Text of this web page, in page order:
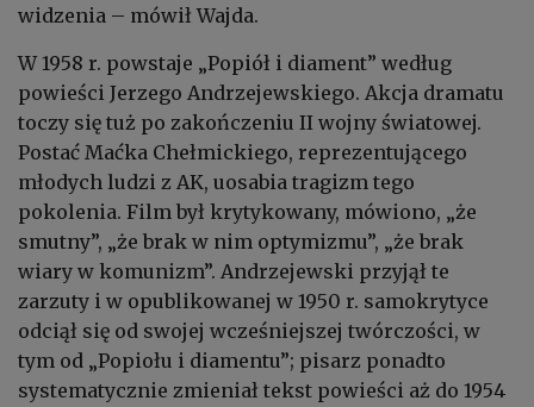
widzenia – mówił Wajda.
W 1958 r. powstaje „Popiół i diament” według
powieści Jerzego Andrzejewskiego. Akcja dramatu
toczy się tuż po zakończeniu II wojny światowej.
Postać Maćka Chełmickiego, reprezentującego
młodych ludzi z AK, uosabia tragizm tego
pokolenia. Film był krytykowany, mówiono, „że
smutny”, „że brak w nim optymizmu”, „że brak
wiary w komunizm”. Andrzejewski przyjął te
zarzuty i w opublikowanej w 1950 r. samokrytyce
odciął się od swojej wcześniejszej twórczości, w
tym od „Popiołu i diamentu”; pisarz ponadto
systematycznie zmieniał tekst powieści aż do 1954